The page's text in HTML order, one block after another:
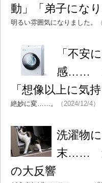
動」「弟子にな
明るい雰囲気になりました。
「不安
感……
「想像以上に気
絶妙に変……。 （2024/12/4）
洗濯物
末…… 途
の大反響